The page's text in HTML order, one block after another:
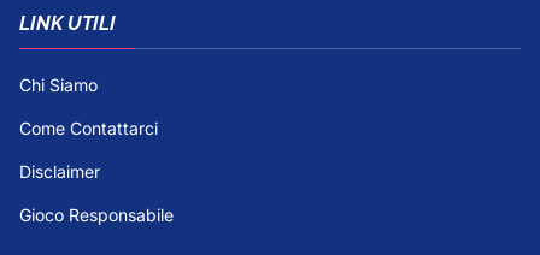
LINK UTILI
Chi Siamo
Come Contattarci
Disclaimer
Gioco Responsabile